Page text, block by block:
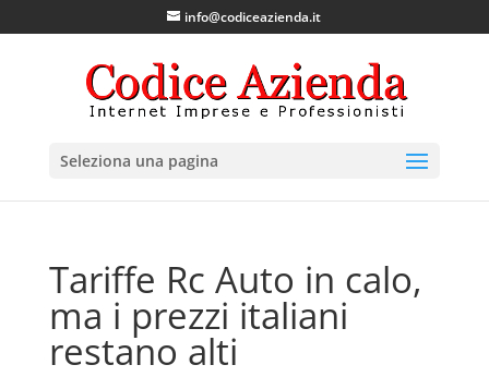
info@codiceazienda.it
Seleziona una pagina
Tariffe Rc Auto in calo,
ma i prezzi italiani
restano alti